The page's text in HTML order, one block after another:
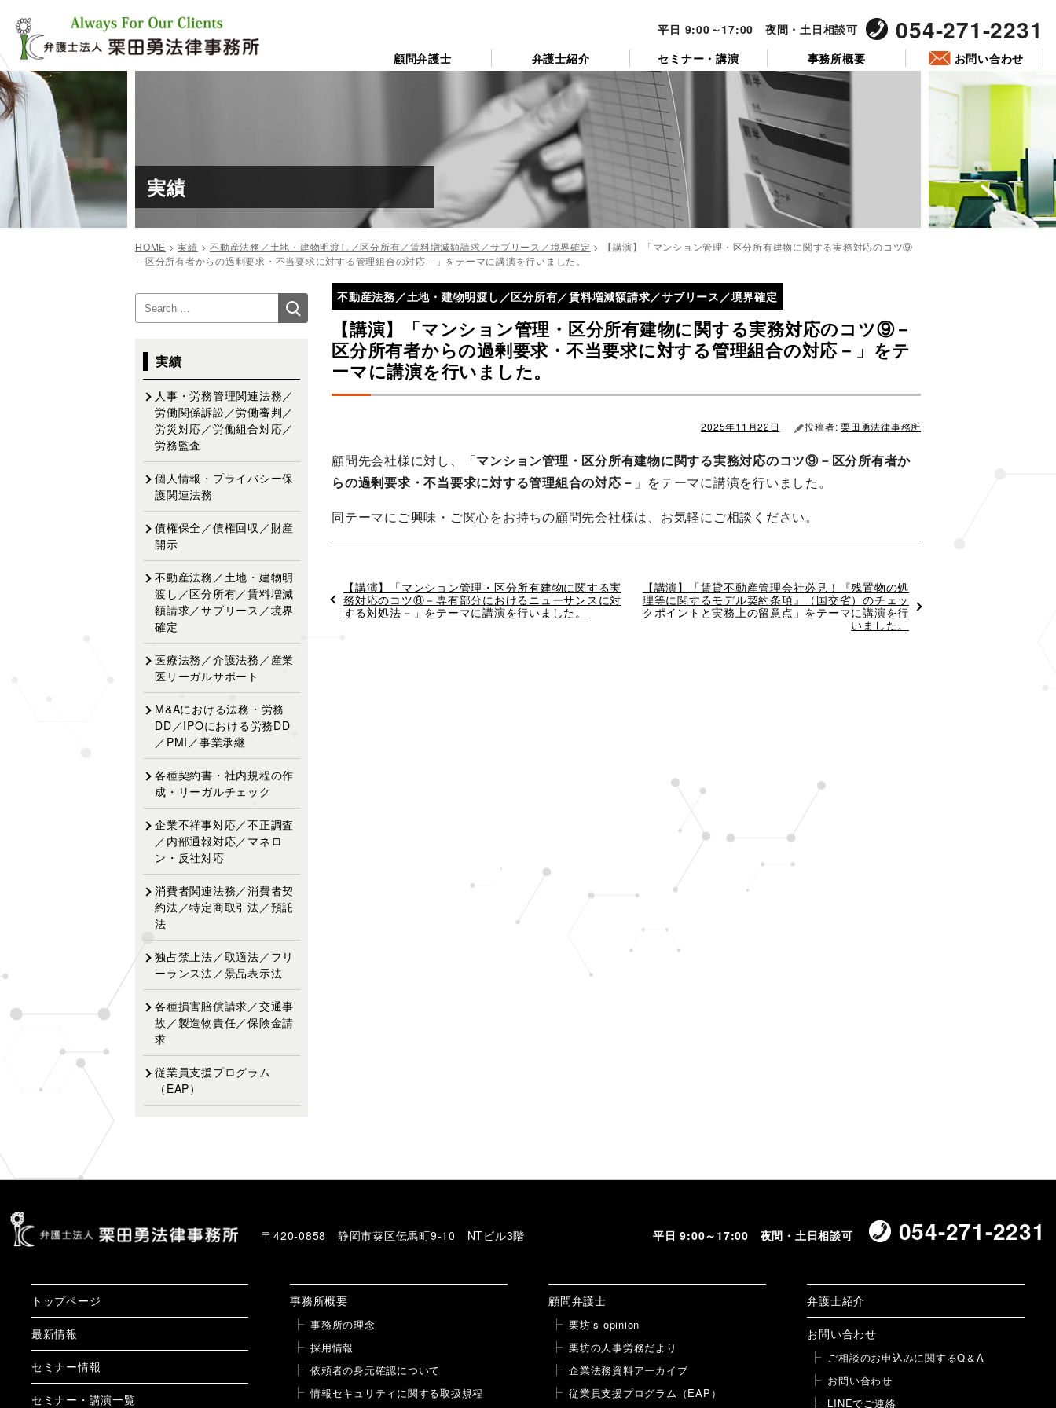
ン
ツ
へ
ス
平日 9:00～17:00 夜間・土日相談可 054-271-2231
顧問弁護士 弁護士紹介 セミナー・講演 事務所概要 お問い合わせ
実績
HOME >実績 > 不動産法務／土地・建物明渡し／区分所有／賃料増減額請求／サブリース／境界確定 >
【講演】「マンション管理・区分所有建物に関する実務対応のコツ⑨
－区分所有者からの過剰要求・不当要求に対する管理組合の対応－」をテーマに講演を行いました。
不動産法務／土地・建物明渡し／区分所有／賃料増減額請求／サブリース／境界確定
【講演】「マンション管理・区分所有建物に関する実務対応のコツ⑨－
区分所有者からの過剰要求・不当要求に対する管理組合の対応－」をテ
ーマに講演を行いました。
日:
2025年11月22日 投稿者: 栗田勇法律事務所
顧問先会社様に対し、「マンション管理・区分所有建物に関する実務対応のコツ⑨－区分所有者か
らの過剰要求・不当要求に対する管理組合の対応－ 」をテーマに講演を行いました。
同テーマにご興味・ご関心をお持ちの顧問先会社様は、お気軽にご相談ください。
投
稿
ナ
ビ
ゲ
ー
ン
過
去
の
【講演】「マンション管理・区分所有建物に関する実
務対応のコツ⑧－専有部分におけるニューサンスに対
する対処法－」をテーマに講演を行いました。
次
の
投
【講演】「賃貸不動産管理会社必見！『残置物の処
理等に関するモデル契約条項』（国交省）のチェッ
クポイントと実務上の留意点」をテーマに講演を行
いました。
検
索:
検
索
実績
人事・労務管理関連法務／
労働関係訴訟／労働審判／
労災対応／労働組合対応／
労務監査
個人情報・プライバシー保
護関連法務
債権保全／債権回収／財産
開示
不動産法務／土地・建物明
渡し／区分所有／賃料増減
額請求／サブリース／境界
確定
医療法務／介護法務／産業
医リーガルサポート
M&Aにおける法務・労務
DD／IPOにおける労務DD
／PMI／事業承継
各種契約書・社内規程の作
成・リーガルチェック
企業不祥事対応／不正調査
／内部通報対応／マネロ
ン・反社対応
消費者関連法務／消費者契
約法／特定商取引法／預託
法
独占禁止法／取適法／フリ
ーランス法／景品表示法
各種損害賠償請求／交通事
故／製造物責任／保険金請
求
従業員支援プログラム
（EAP）
〒420-0858 静岡市葵区伝馬町9-10 NTビル3階 平日 9:00～17:00 夜間・土日相談可 054-271-2231
トップページ
最新情報
セミナー情報
セミナー・講演一覧
事務所概要
事務所の理念
採用情報
依頼者の身元確認について
情報セキュリティに関する取扱規程
顧問弁護士
栗坊’s opinion
栗坊の人事労務だより
企業法務資料アーカイブ
従業員支援プログラム（EAP）
弁護士紹介
お問い合わせ
ご相談のお申込みに関するQ＆A
お問い合わせ
LINEでご連絡